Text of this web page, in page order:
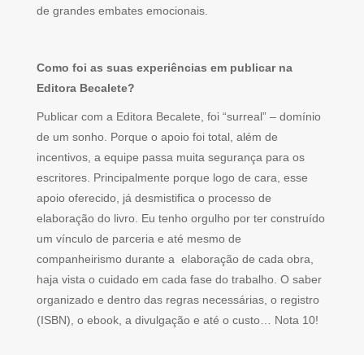
de grandes embates emocionais.
Como foi as suas experiências em publicar na
Editora Becalete?
Publicar com a Editora Becalete, foi “surreal” – domínio
de um sonho. Porque o apoio foi total, além de
incentivos, a equipe passa muita segurança para os
escritores. Principalmente porque logo de cara, esse
apoio oferecido, já desmistifica o processo de
elaboração do livro. Eu tenho orgulho por ter construído
um vínculo de parceria e até mesmo de
companheirismo durante a elaboração de cada obra,
haja vista o cuidado em cada fase do trabalho. O saber
organizado e dentro das regras necessárias, o registro
(ISBN), o ebook, a divulgação e até o custo… Nota 10!